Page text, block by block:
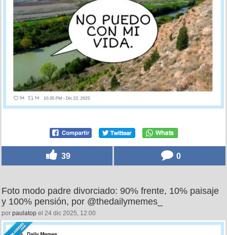
39 0
Foto modo padre divorciado: 90% frente, 10% paisaje
y 100% pensión, por @thedailymemes_
por paulatop el 24 dic 2025, 12:00